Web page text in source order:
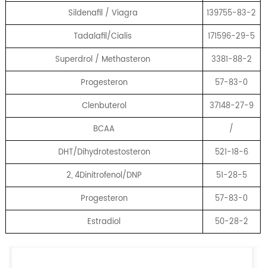
Sildenafil / Viagra
139755-83-2
Tadalafil/Cialis
171596-29-5
Superdrol / Methasteron
3381-88-2
Progesteron
57-83-0
Clenbuterol
37148-27-9
BCAA
/
DHT/Dihydrotestosteron
521-18-6
2, 4Dinitrofenol/DNP
51-28-5
Progesteron
57-83-0
Estradiol
50-28-2